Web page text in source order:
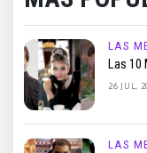
LAS
Las 10
26 JUL,
LAS